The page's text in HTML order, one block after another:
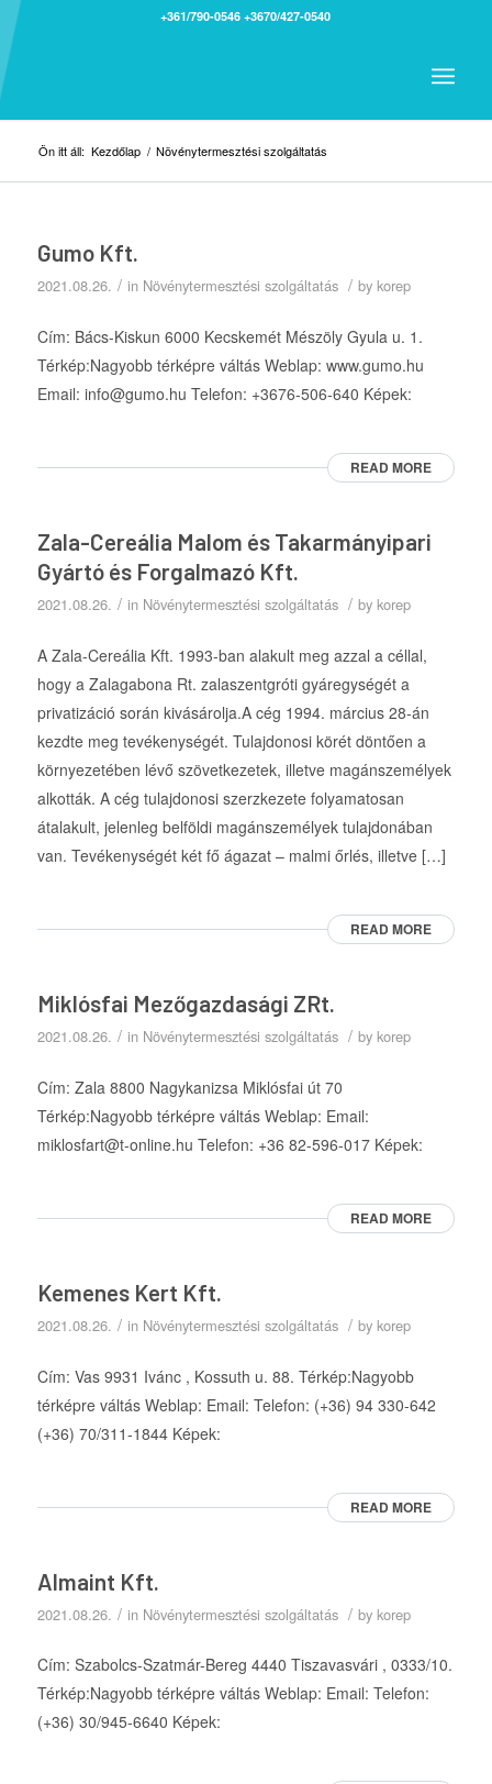
+361/790-0546 +3670/427-0540
Ön itt áll: Kezdőlap / Növénytermesztési szolgáltatás
Gumo Kft.
2021.08.26. / in Növénytermesztési szolgáltatás / by korep
Cím: Bács-Kiskun 6000 Kecskemét Mészöly Gyula u. 1.
Térkép:Nagyobb térképre váltás Weblap: www.gumo.hu
Email: info@gumo.hu Telefon: +3676-506-640 Képek:
READ MORE
Zala-Cereália Malom és Takarmányipari
Gyártó és Forgalmazó Kft.
2021.08.26. / in Növénytermesztési szolgáltatás / by korep
A Zala-Cereália Kft. 1993-ban alakult meg azzal a céllal,
hogy a Zalagabona Rt. zalaszentgróti gyáregységét a
privatizáció során kivásárolja.A cég 1994. március 28-án
kezdte meg tevékenységét. Tulajdonosi körét döntően a
környezetében lévő szövetkezetek, illetve magánszemélyek
alkották. A cég tulajdonosi szerzkezete folyamatosan
átalakult, jelenleg belföldi magánszemélyek tulajdonában
van. Tevékenységét két fő ágazat – malmi őrlés, illetve […]
READ MORE
Miklósfai Mezőgazdasági ZRt.
2021.08.26. / in Növénytermesztési szolgáltatás / by korep
Cím: Zala 8800 Nagykanizsa Miklósfai út 70
Térkép:Nagyobb térképre váltás Weblap: Email:
miklosfart@t-online.hu Telefon: +36 82-596-017 Képek:
READ MORE
Kemenes Kert Kft.
2021.08.26. / in Növénytermesztési szolgáltatás / by korep
Cím: Vas 9931 Ivánc , Kossuth u. 88. Térkép:Nagyobb
térképre váltás Weblap: Email: Telefon: (+36) 94 330-642
(+36) 70/311-1844 Képek:
READ MORE
Almaint Kft.
2021.08.26. / in Növénytermesztési szolgáltatás / by korep
Cím: Szabolcs-Szatmár-Bereg 4440 Tiszavasvári , 0333/10.
Térkép:Nagyobb térképre váltás Weblap: Email: Telefon:
(+36) 30/945-6640 Képek: